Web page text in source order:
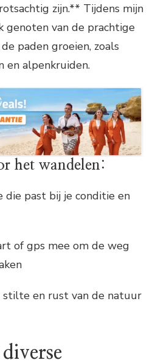
zijn.** Tijdens mijn
genoten van de prachtige
paden groeien, zoals
en alpenkruiden.
het wandelen:
die past bij je conditie en
of gps mee om de weg
stilte en rust van de natuur